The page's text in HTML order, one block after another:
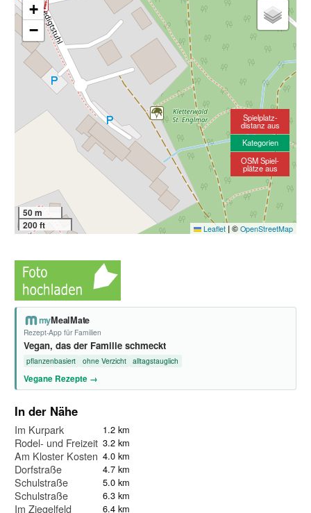
+
−
50 m
200 ft
Leaflet |© OpenStreetMap
Spielplatz-
distanz aus
Kategorien
OSM Spiel-
plätze aus
myMealMate
Rezept-App für Familien
Vegan, das der Familie schmeckt
pflanzenbasiert ohne Verzicht alltagstauglich
Vegane Rezepte →
In der Nähe
Im Kurpark 1.2 km
Rodel- und Freizeitparadies St.
3.2 km
Am Kloster Kostenz 4.0 km
Dorfstraße 4.7 km
Schulstraße 5.0 km
Schulstraße 6.3 km
Im Ziegelfeld 6.4 km